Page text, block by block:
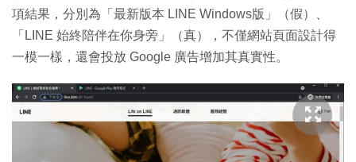
項結果，分別為「最新版本 LINE Windows版」（假）、
「LINE 始終陪伴在你身旁」（真），不僅網站頁面設計得
一模一樣，還會投放 Google 廣告增加其真實性。